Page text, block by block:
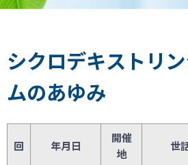
シクロデキストリ
ムのあゆみ
回 年月日
開催
地
世